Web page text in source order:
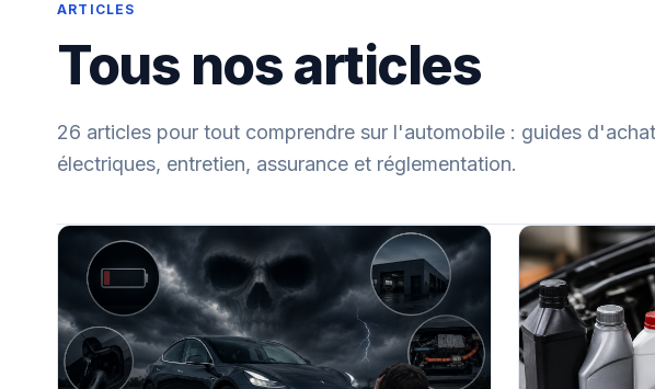
ARTICLES
Tous nos articles
26 articles pour tout comprendre sur l'automobile : guides
électriques, entretien, assurance et réglementation.